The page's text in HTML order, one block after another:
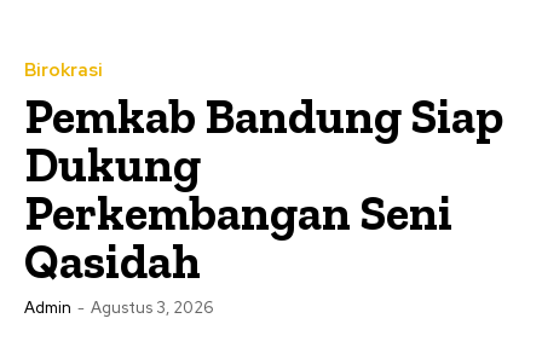
Birokrasi
Pemkab Bandung Siap
Dukung
Perkembangan Seni
Qasidah
Admin - Agustus 3, 2026